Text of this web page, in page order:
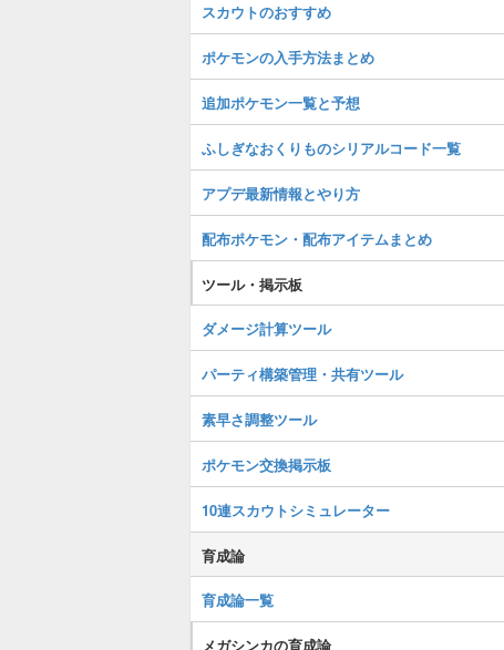
スカウトのおすすめ
ポケモンの入手方法まとめ
追加ポケモン一覧と予想
ふしぎなおくりものシリアルコード一覧
アプデ最新情報とやり方
配布ポケモン・配布アイテムまとめ
ツール・掲示板
ダメージ計算ツール
パーティ構築管理・共有ツール
素早さ調整ツール
ポケモン交換掲示板
10連スカウトシミュレーター
育成論
育成論一覧
メガシンカの育成論